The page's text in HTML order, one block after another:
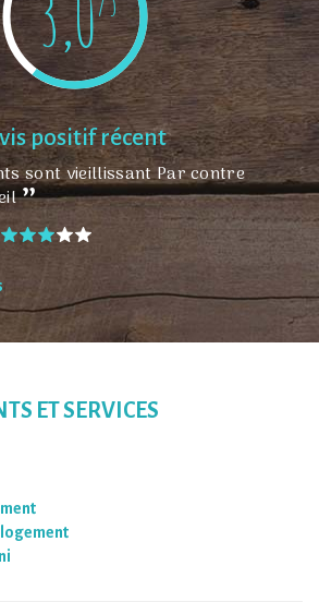
positif récent
sont vieillissant Par contre
ET SERVICES
logement